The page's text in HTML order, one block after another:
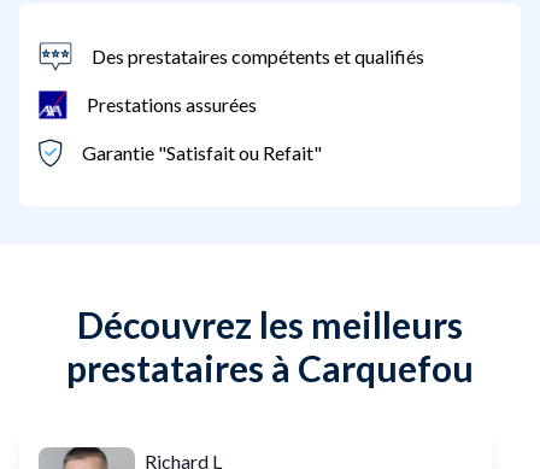
Des prestataires compétents et qualifiés
Prestations assurées
Garantie "Satisfait ou Refait"
Découvrez les meilleurs
prestataires à Carquefou
Richard L